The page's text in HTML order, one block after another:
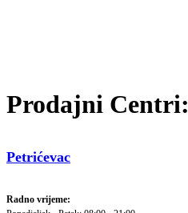
Prodajni Centri:
Petrićevac
Radno vrijeme: